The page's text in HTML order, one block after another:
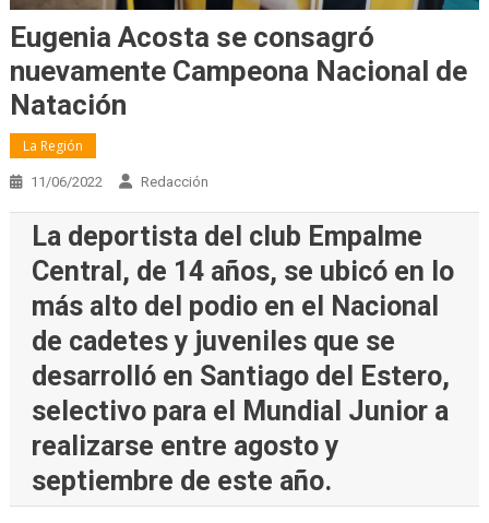
Eugenia Acosta se consagró
nuevamente Campeona Nacional de
Natación
La Región
11/06/2022 Redacción
La deportista del club Empalme
Central, de 14 años, se ubicó en lo
más alto del podio en el Nacional
de cadetes y juveniles que se
desarrolló en Santiago del Estero,
selectivo para el Mundial Junior a
realizarse entre agosto y
septiembre de este año.